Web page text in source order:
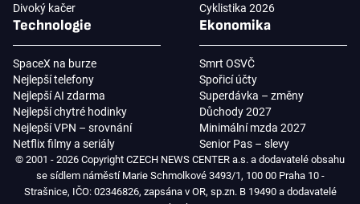
Divoký kačer
Cyklistika 2026
Technologie
SpaceX na burze
Nejlepší telefony
Nejlepší AI zdarma
Nejlepší chytré hodinky
Nejlepší VPN – srovnání
Netflix filmy a seriály
Ekonomika
Smrt OSVČ
Spořicí účty
Superdávka – změny
Důchody 2027
Minimální mzda 2027
Senior Pas – slevy
© 2001 - 2026 Copyright CZECH NEWS CENTER a.s. a dodavatelé obsahu
se sídlem náměstí Marie Schmolkové 3493/1, 100 00 Praha 10 -
Strašnice, IČO: 02346826, zapsána v OR, sp.zn. B 19490 a dodavatelé